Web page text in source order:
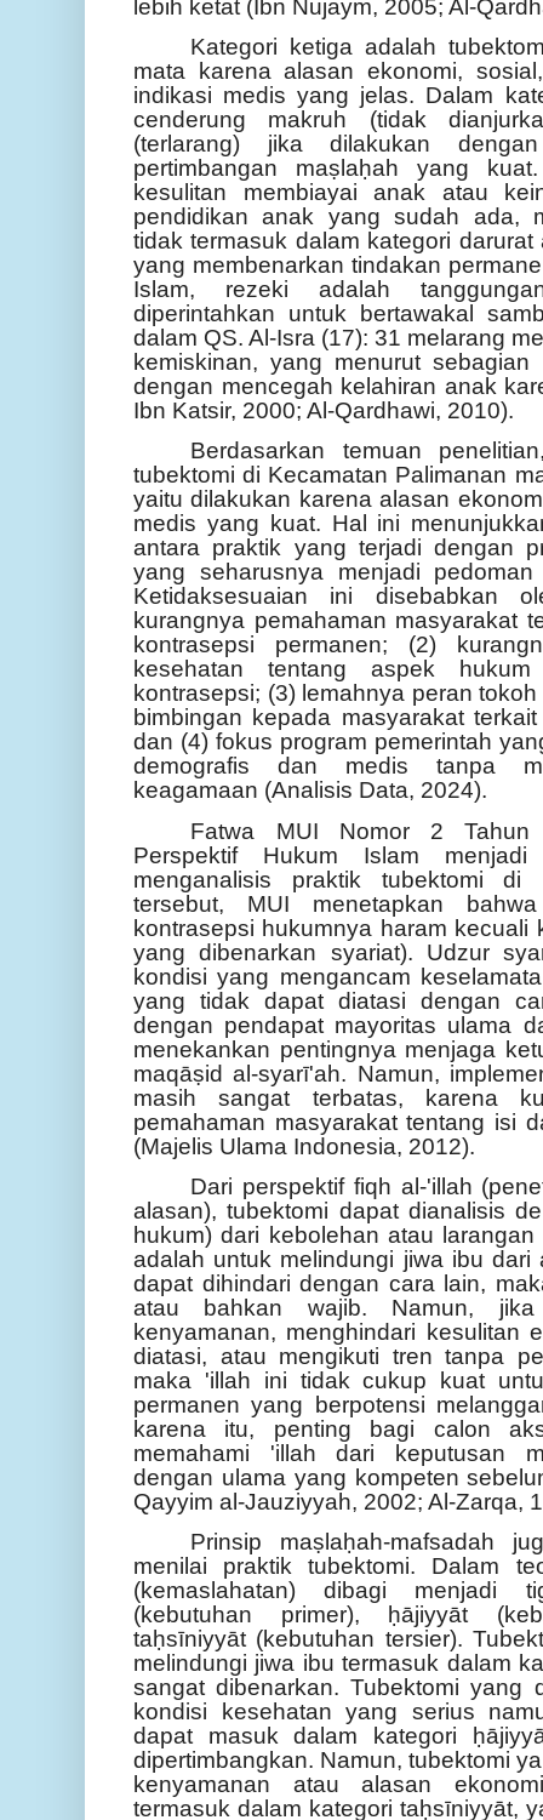
lebih ketat (Ibn Nujaym, 2005; Al-
Kategori ketiga adalah
mata karena alasan ekonomi,
indikasi medis yang jelas. Dalam
cenderung makruh (tidak
(terlarang) jika dilakukan
pertimbangan maṣlaḥah yang
kesulitan membiayai anak atau
pendidikan anak yang sudah ada,
tidak termasuk dalam kategori
yang membenarkan tindakan
Islam, rezeki adalah
diperintahkan untuk bertawakal
dalam QS. Al-Isra (17): 31 melarang
kemiskinan, yang menurut
dengan mencegah kelahiran anak
Ibn Katsir, 2000; Al-Qardhawi, 2010).
Berdasarkan temuan
tubektomi di Kecamatan Palimanan
yaitu dilakukan karena alasan
medis yang kuat. Hal ini
antara praktik yang terjadi dengan
yang seharusnya menjadi
Ketidaksesuaian ini disebabkan
kurangnya pemahaman masyarakat
kontrasepsi permanen; (2)
kesehatan tentang aspek
kontrasepsi; (3) lemahnya peran
bimbingan kepada masyarakat
dan (4) fokus program pemerintah
demografis dan medis tanpa
keagamaan (Analisis Data, 2024).
Fatwa MUI Nomor 2 Tahun
Perspektif Hukum Islam
menganalisis praktik tubektomi di
tersebut, MUI menetapkan
kontrasepsi hukumnya haram kecuali
yang dibenarkan syariat). Udzur
kondisi yang mengancam
yang tidak dapat diatasi dengan
dengan pendapat mayoritas ulama
menekankan pentingnya menjaga
maqāṣid al-syarī'ah. Namun,
masih sangat terbatas, karena
pemahaman masyarakat tentang isi
(Majelis Ulama Indonesia, 2012).
Dari perspektif fiqh al-'illah
alasan), tubektomi dapat dianalisis
hukum) dari kebolehan atau
adalah untuk melindungi jiwa ibu
dapat dihindari dengan cara lain,
atau bahkan wajib. Namun,
kenyamanan, menghindari kesulitan
diatasi, atau mengikuti tren tanpa
maka 'illah ini tidak cukup kuat
permanen yang berpotensi
karena itu, penting bagi calon
memahami 'illah dari keputusan
dengan ulama yang kompeten
Qayyim al-Jauziyyah, 2002; Al-Zarqa,
Prinsip maṣlaḥah-mafsadah
menilai praktik tubektomi. Dalam
(kemaslahatan) dibagi menjadi
(kebutuhan primer), ḥājiyyāt
taḥsīniyyāt (kebutuhan tersier).
melindungi jiwa ibu termasuk dalam
sangat dibenarkan. Tubektomi yang
kondisi kesehatan yang serius
dapat masuk dalam kategori
dipertimbangkan. Namun, tubektomi
kenyamanan atau alasan
termasuk dalam kategori taḥsīniyyāt,